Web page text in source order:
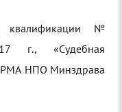
квалификации №
г., «Судебная
НПО Минздрава